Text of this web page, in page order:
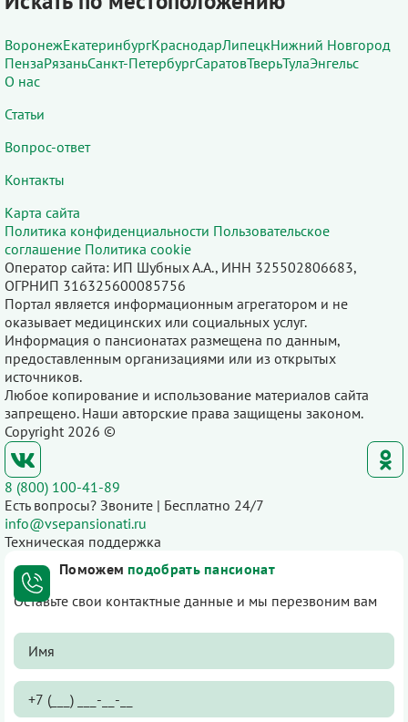
ВоронежЕкатеринбургКраснодарЛипецкНижний Новгород
ПензаРязаньСанкт-ПетербургСаратовТверьТулаЭнгельс
О нас
Статьи
Вопрос-ответ
Контакты
Карта сайта
Политика конфиденциальности Пользовательское
соглашение Политика cookie
Оператор сайта: ИП Шубных А.А., ИНН 325502806683,
ОГРНИП 316325600085756
Портал является информационным агрегатором и не
оказывает медицинских или социальных услуг.
Информация о пансионатах размещена по данным,
предоставленным организациями или из открытых
источников.
Любое копирование и использование материалов сайта
запрещено. Наши авторские права защищены законом.
Copyright 2026 ©
8 (800) 100-41-89
Есть вопросы? Звоните | Бесплатно 24/7
info@vsepansionati.ru
Техническая поддержка
Поможем подобрать пансионат
Оставьте свои контактные данные и мы перезвоним вам